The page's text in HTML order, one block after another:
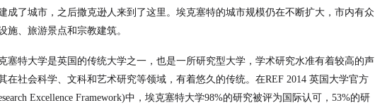
成了城市，之后撒克逊人来到了这里。埃克塞特的城市规模仍在不断扩大，市内有众
施、旅游景点和宗教建筑。
特大学是英国的传统大学之一，也是一所研究型大学，学术研究水准有着较高的声
在社会科学、文科和艺术研究等领域，有着悠久的传统。在REF 2014 英国大学官方
Excellence Framework)中，埃克塞特大学98%的研究被评为国际认可，53%的研